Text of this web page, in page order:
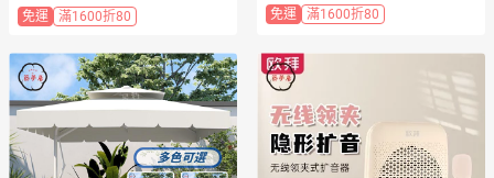
免運
滿1600折80 免運 滿1600折80